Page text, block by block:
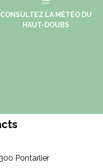
CONSULTEZ LA MÉTÉO DU
HAUT-DOUBS